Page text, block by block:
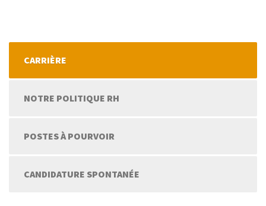
CARRIÈRE
NOTRE POLITIQUE RH
POSTES À POURVOIR
CANDIDATURE SPONTANÉE